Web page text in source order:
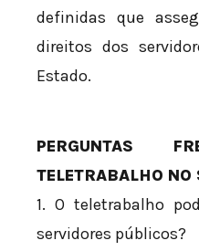
definidas que
direitos dos
Estado.
PERGUNTAS
TELETRABALHO NO
1. O teletrabalho
servidores públicos?